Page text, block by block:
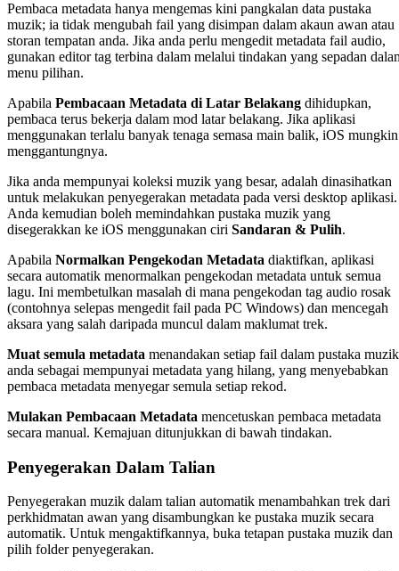
Pembaca metadata hanya mengemas kini pangkalan data pustaka
muzik; ia tidak mengubah fail yang disimpan dalam akaun awan atau
storan tempatan anda. Jika anda perlu mengedit metadata fail audio,
gunakan editor tag terbina dalam melalui tindakan yang sepadan
menu pilihan.
Apabila Pembacaan Metadata di Latar Belakang dihidupkan,
pembaca terus bekerja dalam mod latar belakang. Jika aplikasi
menggunakan terlalu banyak tenaga semasa main balik, iOS mungkin
menggantungnya.
Jika anda mempunyai koleksi muzik yang besar, adalah dinasihatkan
untuk melakukan penyegerakan metadata pada versi desktop aplikasi.
Anda kemudian boleh memindahkan pustaka muzik yang
disegerakkan ke iOS menggunakan ciri Sandaran & Pulih.
Apabila Normalkan Pengekodan Metadata diaktifkan, aplikasi
secara automatik menormalkan pengekodan metadata untuk semua
lagu. Ini membetulkan masalah di mana pengekodan tag audio rosak
(contohnya selepas mengedit fail pada PC Windows) dan mencegah
aksara yang salah daripada muncul dalam maklumat trek.
Muat semula metadata menandakan setiap fail dalam pustaka muzik
anda sebagai mempunyai metadata yang hilang, yang menyebabkan
pembaca metadata menyegar semula setiap rekod.
Mulakan Pembacaan Metadata mencetuskan pembaca metadata
secara manual. Kemajuan ditunjukkan di bawah tindakan.
Penyegerakan Dalam Talian
Penyegerakan muzik dalam talian automatik menambahkan trek dari
perkhidmatan awan yang disambungkan ke pustaka muzik secara
automatik. Untuk mengaktifkannya, buka tetapan pustaka muzik dan
pilih folder penyegerakan.